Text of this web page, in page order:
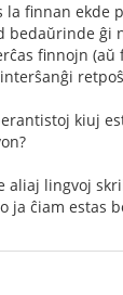
finnan ekde
bedaŭrinde ĝi
finnojn
kiuj
aliaj lingvoj
ja ĉiam estas